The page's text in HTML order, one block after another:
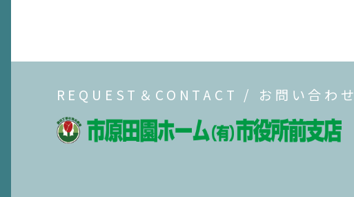
REQUEST＆CONTACT / お問い合わせ